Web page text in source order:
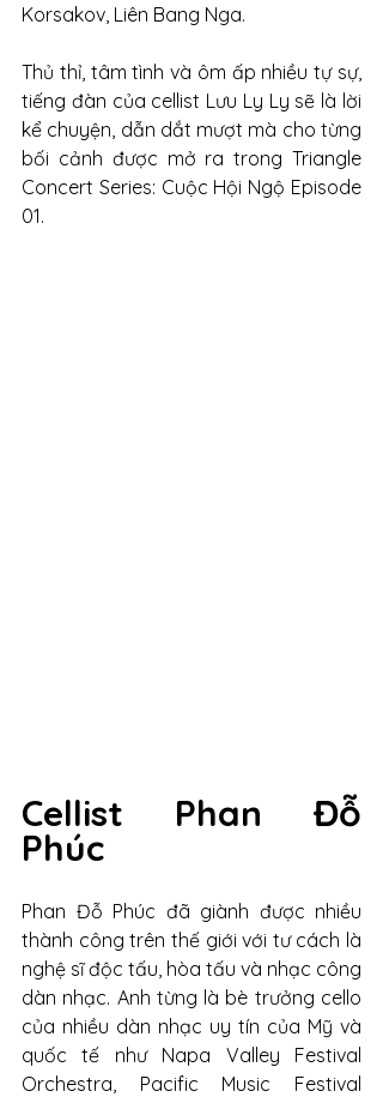
Korsakov, Liên Bang Nga.
Thủ thỉ, tâm tình và ôm ấp nhiều tự sự,
tiếng đàn của cellist Lưu Ly Ly sẽ là lời
kể chuyện, dẫn dắt mượt mà cho từng
bối cảnh được mở ra trong Triangle
Concert Series: Cuộc Hội Ngộ Episode
01.
Cellist Phan Đỗ
Phúc
Phan Đỗ Phúc đã giành được nhiều
thành công trên thế giới với tư cách là
nghệ sĩ độc tấu, hòa tấu và nhạc công
dàn nhạc. Anh từng là bè trưởng cello
của nhiều dàn nhạc uy tín của Mỹ và
quốc tế như Napa Valley Festival
Orchestra, Pacific Music Festival